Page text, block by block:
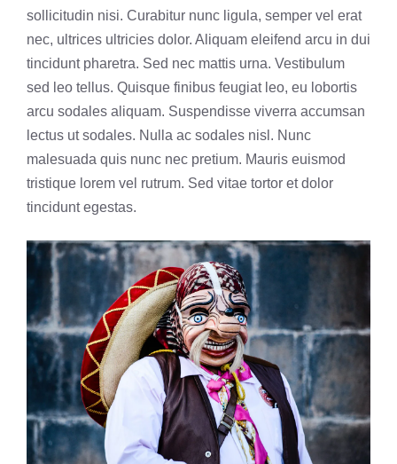
sollicitudin nisi. Curabitur nunc ligula, semper vel erat
nec, ultrices ultricies dolor. Aliquam eleifend arcu in dui
tincidunt pharetra. Sed nec mattis urna. Vestibulum
sed leo tellus. Quisque finibus feugiat leo, eu lobortis
arcu sodales aliquam. Suspendisse viverra accumsan
lectus ut sodales. Nulla ac sodales nisl. Nunc
malesuada quis nunc nec pretium. Mauris euismod
tristique lorem vel rutrum. Sed vitae tortor et dolor
tincidunt egestas.